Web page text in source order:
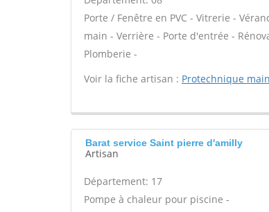
Porte / Fenêtre en PVC - Vitrerie -
main - Verrière - Porte d'entrée -
Plomberie -
Voir la fiche artisan : Protechnique
Barat service Saint pierre d'amilly
Artisan
Département: 17
Pompe à chaleur pour piscine -